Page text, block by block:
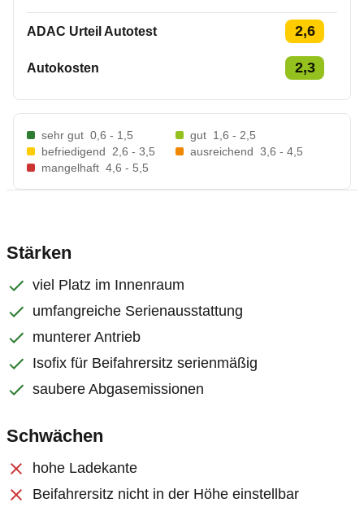
ADAC Urteil Autotest 2,6
Autokosten 2,3
sehr gut 0,6 - 1,5 gut 1,6 - 2,5
befriedigend
2,6 - 3,5 ausreichend 3,6 - 4,5
mangelhaft 4,6 - 5,5
Stärken
viel Platz im Innenraum
umfangreiche Serienausstattung
munterer Antrieb
Isofix für Beifahrersitz serienmäßig
saubere Abgasemissionen
Schwächen
hohe Ladekante
Beifahrersitz nicht in der Höhe einstellbar